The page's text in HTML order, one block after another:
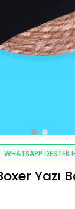
WHATSAPP DESTEK
Yazı